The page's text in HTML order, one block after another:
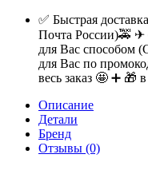
✅ Быстрая
Почта России)🚕 ✈
для Вас способом
для Вас по
весь заказ 🤩 ➕ 🎁
Описание
Детали
Бренд
Отзывы (0)